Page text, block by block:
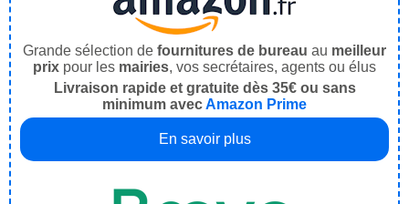
Grande sélection de fournitures de bureau au meilleur
prix pour les mairies, vos secrétaires, agents ou élus
Livraison rapide et gratuite dès 35€ ou sans
minimum avecAmazon Prime
En savoir plus